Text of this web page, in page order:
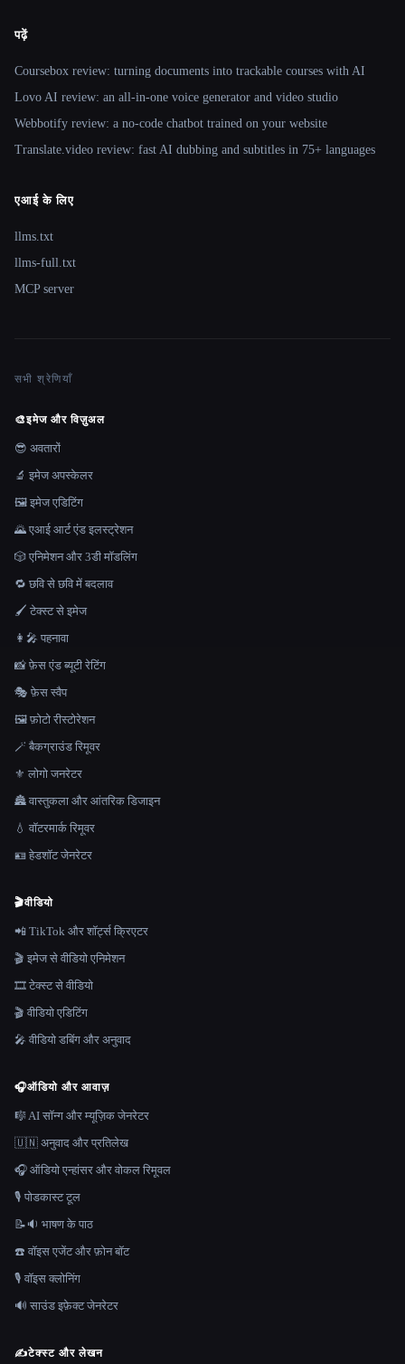
पढ़ें
Coursebox review: turning documents into trackable courses with AI
Lovo AI review: an all-in-one voice generator and video studio
Webbotify review: a no-code chatbot trained on your website
Translate.video review: fast AI dubbing and subtitles in 75+ languages
एआई के लिए
llms.txt
llms-full.txt
MCP server
सभी श्रेणियाँ
🎨इमेज और विज़ुअल
😎 अवतारों
🔬 इमेज अपस्केलर
🖼️ इमेज एडिटिंग
🌄 एआई आर्ट एंड इलस्ट्रेशन
🎲 एनिमेशन और 3डी मॉडलिंग
🔁 छवि से छवि में बदलाव
🖌️ टेक्स्ट से इमेज
👩‍🎤 पहनावा
📸 फ़ेस एंड ब्यूटी रेटिंग
🎭 फ़ेस स्वैप
🖼️ फ़ोटो रीस्टोरेशन
🪄 बैकग्राउंड रिमूवर
⚜️ लोगो जनरेटर
🏯 वास्तुकला और आंतरिक डिजाइन
💧 वॉटरमार्क रिमूवर
🪪 हेडशॉट जेनरेटर
🎬वीडियो
📲 TikTok और शॉर्ट्स क्रिएटर
🎬 इमेज से वीडियो एनिमेशन
🎞️ टेक्स्ट से वीडियो
🎬 वीडियो एडिटिंग
🎤 वीडियो डबिंग और अनुवाद
🎧ऑडियो और आवाज़
🎼 AI सॉन्ग और म्यूज़िक जेनरेटर
🇺🇳 अनुवाद और प्रतिलेख
🎧 ऑडियो एन्हांसर और वोकल रिमूवल
🎙️ पोडकास्ट टूल
📝🔉 भाषण के पाठ
☎️ वॉइस एजेंट और फ़ोन बॉट
🎙️ वॉइस क्लोनिंग
🔊 साउंड इफ़ेक्ट जेनरेटर
✍️टेक्स्ट और लेखन